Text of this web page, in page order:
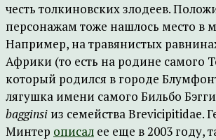
честь толкиновских злодеев.
персонажам тоже нашлось место в
Например, на травянистых
Африки (то есть на родине самого
который родился в городе
лягушка имени самого Бильбо
bagginsi из семейства Brevicipitidae.
Минтер описал ее еще в 2003 году,